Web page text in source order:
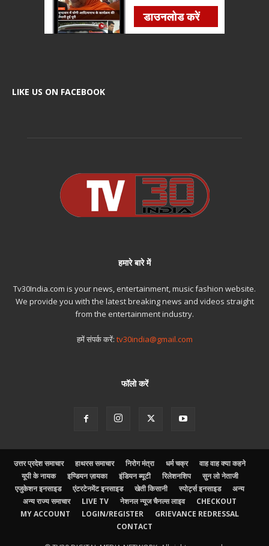
LIKE US ON FACEBOOK
हमारे बारे में
Tv30India.com is your news, entertainment, music fashion website.
We provide you with the latest breaking news and videos straight
from the entertainment industry.
हमें संपर्क करें: tv30india@gmail.com
फॉलो करें
उत्तर प्रदेश समाचार हाथरस समाचार निरोग मंत्रा धर्म चक्र
वाह वाह क्या कहने
यूपी के नायक
इण्डियन ज़ायका इंडियन ब्यूटी रिलेशनशिप
सुन लो नेताजी
एजुकेशन इनसाइड
एंटरटेनमेंट इनसाइड खेती किसानी स्पोर्ट्स इनसाइड
अन्य
अन्य राज्य समाचार
LIVE TV नेशनल न्यूज चैनल्स लाइव
CHECKOUT
MY ACCOUNT
LOGIN/REGISTER
GRIEVANCE REDRESSAL
CONTACT